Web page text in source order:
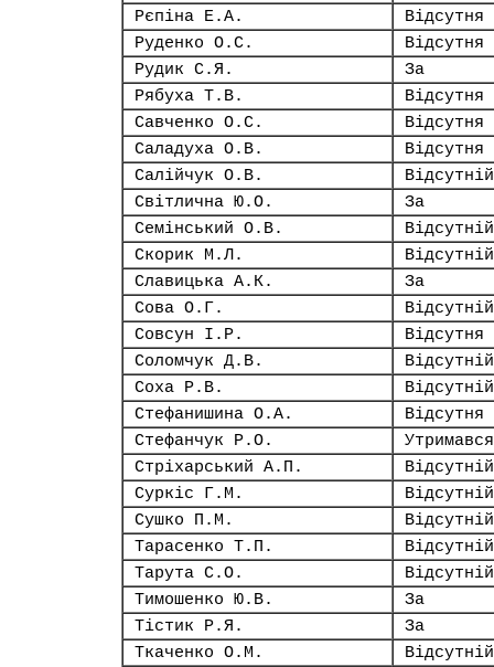
Рєпіна Е.А.
Відсутня
Руденко О.С.
Відсутня
Рудик С.Я.
За
Рябуха Т.В.
Відсутня
Савченко О.С.
Відсутня
Саладуха О.В.
Відсутня
Салійчук О.В.
Відсутній
Світлична Ю.О.
За
Семінський О.В.
Відсутній
Скорик М.Л.
Відсутній
Славицька А.К.
За
Сова О.Г.
Відсутній
Совсун І.Р.
Відсутня
Соломчук Д.В.
Відсутній
Соха Р.В.
Відсутній
Стефанишина О.А.
Відсутня
Стефанчук Р.О.
Утримався
Стріхарський А.П.
Відсутній
Суркіс Г.М.
Відсутній
Сушко П.М.
Відсутній
Тарасенко Т.П.
Відсутній
Тарута С.О.
Відсутній
Тимошенко Ю.В.
За
Тістик Р.Я.
За
Ткаченко О.М.
Відсутній